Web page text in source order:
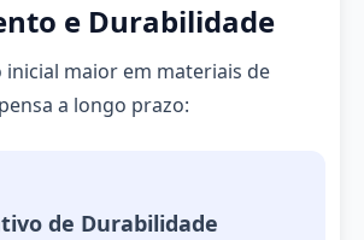
e Durabilidade
maior em materiais de
a longo prazo:
de Durabilidade